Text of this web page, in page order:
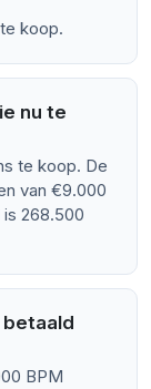
koop.
nu te
te koop. De
van €9.000
268.500
betaald
BPM